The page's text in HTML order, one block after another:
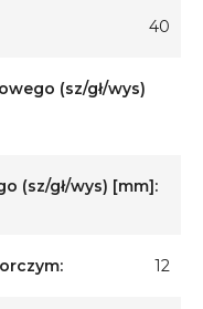
40
(sz/gł/wys)
(sz/gł/wys) [mm]:
12